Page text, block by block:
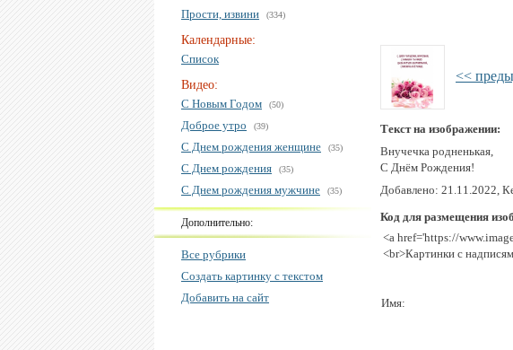
Прости, извини (334)
Календарные:
Список
Видео:
С Новым Годом
(50)
Доброе утро (39)
С Днем рождения женщине (35)
С Днем рождения (35)
С Днем рождения мужчине (35)
Дополнительно:
Все рубрики
Создать картинку с текстом
Добавить на сайт
<<
Текст на изображении:
Внучечка родненькая,
С Днём Рождения!
Добавлено: 21.11.2022,
Код для размещения
<a href='https://
<br>Картинки с
Имя: